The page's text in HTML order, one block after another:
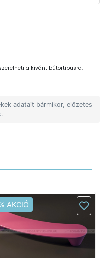
a kívánt bútortípusra.
adatait bármikor, előzetes
AKCIÓ